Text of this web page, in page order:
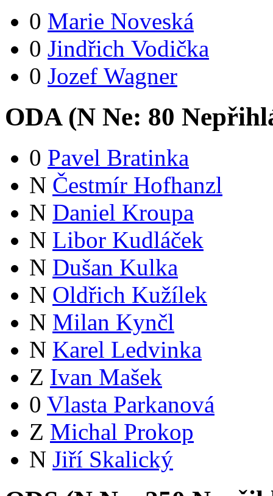
0 Marie Noveská
0 Jindřich Vodička
0 Jozef Wagner
ODA (N Ne: 80
0 Pavel Bratinka
N Čestmír Hofhanzl
N Daniel Kroupa
N Libor Kudláček
N Dušan Kulka
N Oldřich Kužílek
N Milan Kynčl
N Karel Ledvinka
Z Ivan Mašek
0 Vlasta Parkanová
Z Michal Prokop
N Jiří Skalický